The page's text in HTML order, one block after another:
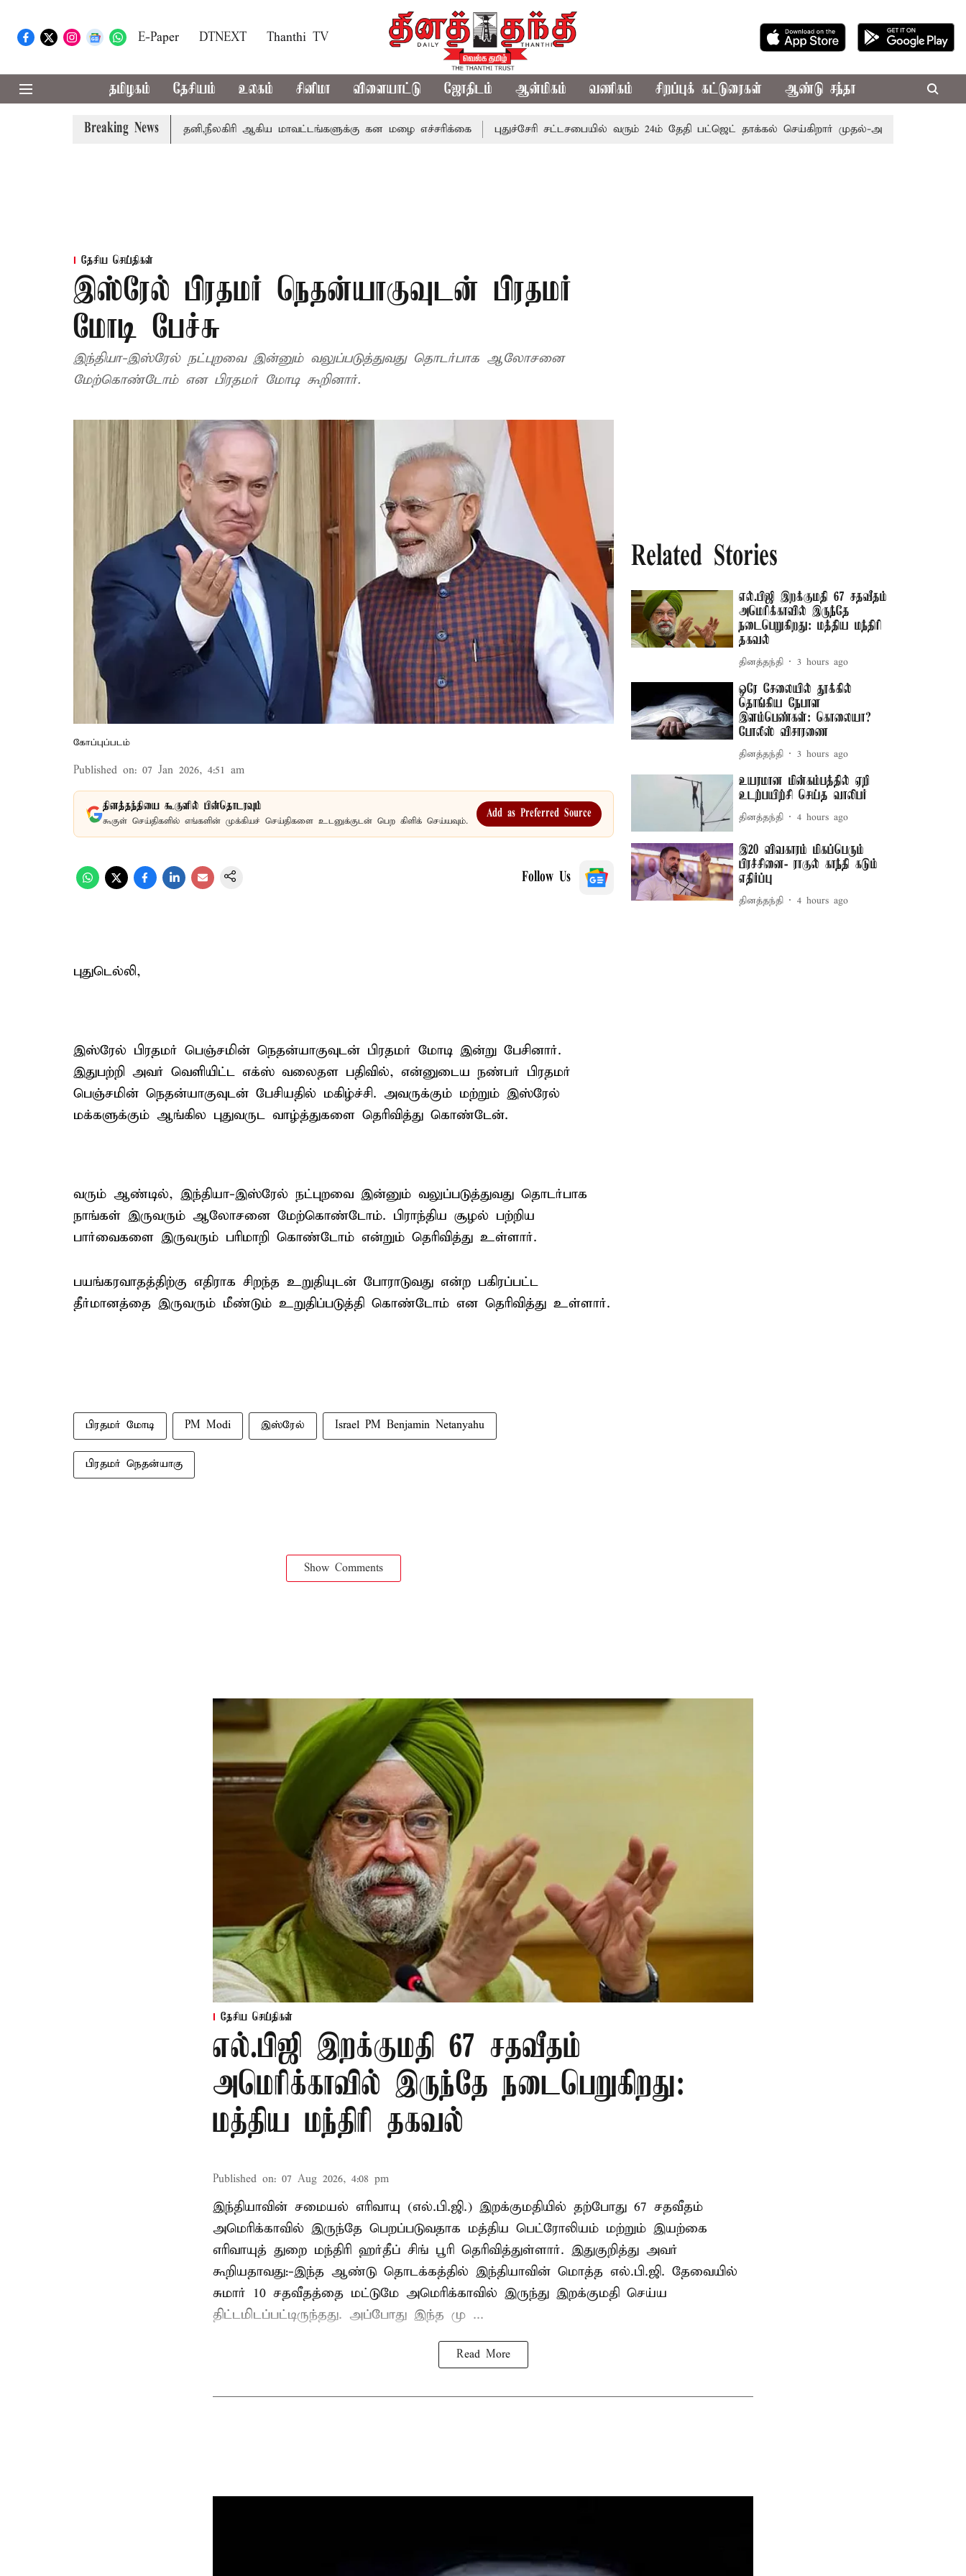
E-Paper DTNEXT Thanthi TV
தமிழகம் தேசியம் உலகம் சினிமா விளையாட்டு ஜோதிடம் ஆன்மிகம் வணிகம் சிறப்புக் கட்டுரைகள் ஆண்டு சந்தா
Breaking News
கோவை, தேனி,நீலகிரி ஆகிய மாவட்டங்களுக்கு கன மழை எச்சரிக்கை புதுச்சேரி சட்டசபையில் வரும் 24ம் தேதி பட்ஜெட் தாக்கல் செய்கிறார் முதல்-அமைச்சர் ரங்கசாமி
தேசிய செய்திகள்
இஸ்ரேல் பிரதமர் நெதன்யாகுவுடன் பிரதமர்
மோடி பேச்சு
இந்தியா-இஸ்ரேல் நட்புறவை இன்னும் வலுப்படுத்துவது தொடர்பாக ஆலோசனை
மேற்கொண்டோம் என பிரதமர் மோடி கூறினார்.
கோப்புப்படம்
Published on: 07 Jan 2026, 4:51 am
தினத்தந்தியை கூகுளில் பின்தொடரவும்
கூகுள் செய்திகளில் எங்களின் முக்கியச் செய்திகளை உடனுக்குடன் பெற கிளிக் செய்யவும்.
Add as Preferred Source
Follow Us
புதுடெல்லி,
இஸ்ரேல் பிரதமர் பெஞ்சமின் நெதன்யாகுவுடன் பிரதமர் மோடி இன்று பேசினார்.
இதுபற்றி அவர் வெளியிட்ட எக்ஸ் வலைதள பதிவில், என்னுடைய நண்பர் பிரதமர்
பெஞ்சமின் நெதன்யாகுவுடன் பேசியதில் மகிழ்ச்சி. அவருக்கும் மற்றும் இஸ்ரேல்
மக்களுக்கும் ஆங்கில புதுவருட வாழ்த்துகளை தெரிவித்து கொண்டேன்.
வரும் ஆண்டில், இந்தியா-இஸ்ரேல் நட்புறவை இன்னும் வலுப்படுத்துவது தொடர்பாக
நாங்கள் இருவரும் ஆலோசனை மேற்கொண்டோம். பிராந்திய சூழல் பற்றிய
பார்வைகளை இருவரும் பரிமாறி கொண்டோம் என்றும் தெரிவித்து உள்ளார்.
பயங்கரவாதத்திற்கு எதிராக சிறந்த உறுதியுடன் போராடுவது என்ற பகிரப்பட்ட
தீர்மானத்தை இருவரும் மீண்டும் உறுதிப்படுத்தி கொண்டோம் என தெரிவித்து உள்ளார்.
பிரதமர் மோடி PM Modi இஸ்ரேல் Israel PM Benjamin Netanyahu
பிரதமர் நெதன்யாகு
Show Comments
Related Stories
எல்.பிஜி இறக்குமதி 67 சதவீதம்
அமெரிக்காவில் இருந்தே
நடைபெறுகிறது: மத்திய மந்திரி
தகவல்
தினத்தந்தி 3 hours ago
ஒரே சேலையில் தூக்கில்
தொங்கிய நேபாள
இளம்பெண்கள்: கொலையா?
போலீஸ் விசாரணை
தினத்தந்தி 3 hours ago
உயரமான மின்கம்பத்தில் ஏறி
உடற்பயிற்சி செய்த வாலிபர்
தினத்தந்தி 4 hours ago
இ20 விவகாரம் மிகப்பெரும்
பிரச்சினை- ராகுல் காந்தி கடும்
எதிர்ப்பு
தினத்தந்தி 4 hours ago
தேசிய செய்திகள்
எல்.பிஜி இறக்குமதி 67 சதவீதம்
அமெரிக்காவில் இருந்தே நடைபெறுகிறது:
மத்திய மந்திரி தகவல்
Published on: 07 Aug 2026, 4:08 pm
இந்தியாவின் சமையல் எரிவாயு (எல்.பி.ஜி.) இறக்குமதியில் தற்போது 67 சதவீதம்
அமெரிக்காவில் இருந்தே பெறப்படுவதாக மத்திய பெட்ரோலியம் மற்றும் இயற்கை
எரிவாயுத் துறை மந்திரி ஹர்தீப் சிங் பூரி தெரிவித்துள்ளார். இதுகுறித்து அவர்
கூறியதாவது:-இந்த ஆண்டு தொடக்கத்தில் இந்தியாவின் மொத்த எல்.பி.ஜி. தேவையில்
சுமார் 10 சதவீதத்தை மட்டுமே அமெரிக்காவில் இருந்து இறக்குமதி செய்ய
திட்டமிடப்பட்டிருந்தது. அப்போது இந்த மு ...
Read More